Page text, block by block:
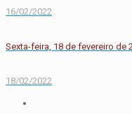
16/02/2022
Sexta-feira, 18 de fevereiro de
18/02/2022